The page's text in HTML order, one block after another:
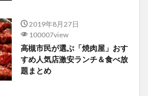
2019年8月27日
100007view
高槻市民が選ぶ「焼肉屋」おす
すめ人気店激安ランチ＆食べ放
題まとめ